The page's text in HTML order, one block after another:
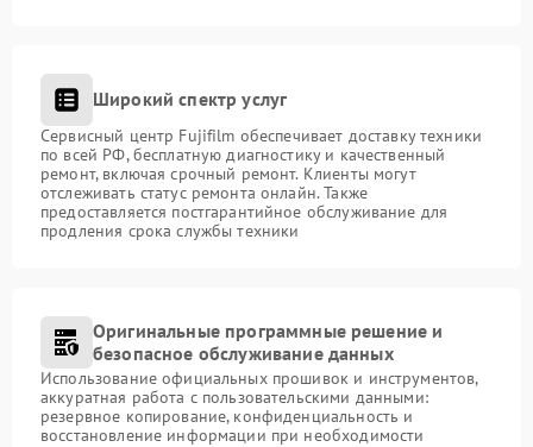
Широкий спектр услуг
Сервисный центр Fujifilm обеспечивает доставку техники
по всей РФ, бесплатную диагностику и качественный
ремонт, включая срочный ремонт. Клиенты могут
отслеживать статус ремонта онлайн. Также
предоставляется постгарантийное обслуживание для
продления срока службы техники
Оригинальные программные решение и
безопасное обслуживание данных
Использование официальных прошивок и инструментов,
аккуратная работа с пользовательскими данными:
резервное копирование, конфиденциальность и
восстановление информации при необходимости